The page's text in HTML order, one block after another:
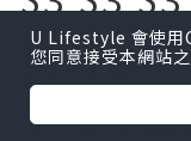
買到乜!
今時今
U Lifestyle 會使用
您同意接受本網站之